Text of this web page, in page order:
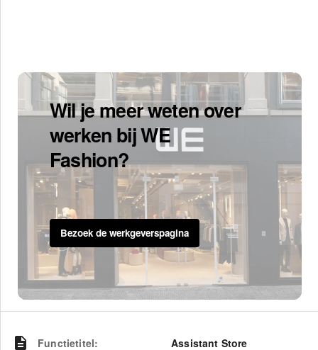
Wil je meer weten over
werken bij WE
Fashion?
Bezoek de werkgeverspagina
Functietitel:
Assistant Store